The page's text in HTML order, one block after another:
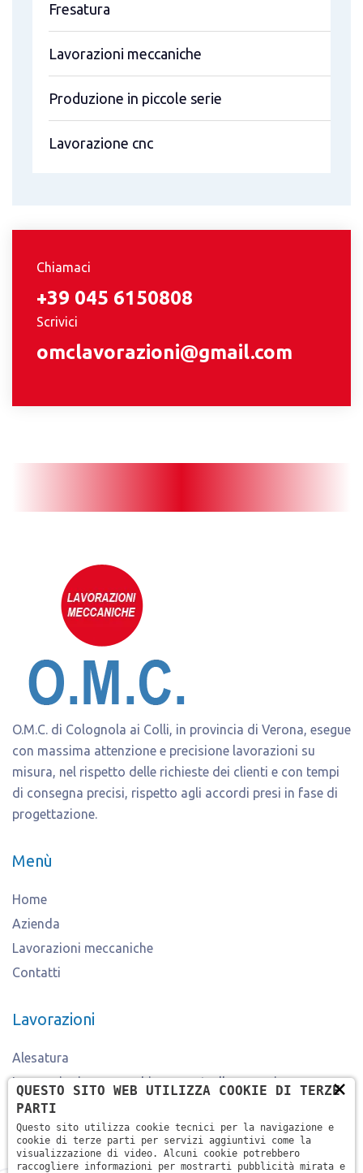
Fresatura
Lavorazioni meccaniche
Produzione in piccole serie
Lavorazione cnc
Chiamaci
+39 045 6150808
Scrivici
omclavorazioni@gmail.com
O.M.C. di Colognola ai Colli, in provincia di Verona, esegue
con massima attenzione e precisione lavorazioni su
misura, nel rispetto delle richieste dei clienti e con tempi
di consegna precisi, rispetto agli accordi presi in fase di
progettazione.
Menù
Home
Azienda
Lavorazioni meccaniche
Contatti
Lavorazioni
Alesatura
Lavorazioni con macchine a controllo numerico
Particolari meccanici su progetto e disegno
Fresatura
×
QUESTO SITO WEB UTILIZZA COOKIE DI TERZE
PARTI
Questo sito utilizza cookie tecnici per la navigazione e
cookie di terze parti per servizi aggiuntivi come la
visualizzazione di video. Alcuni cookie potrebbero
raccogliere informazioni per mostrarti pubblicità mirata e